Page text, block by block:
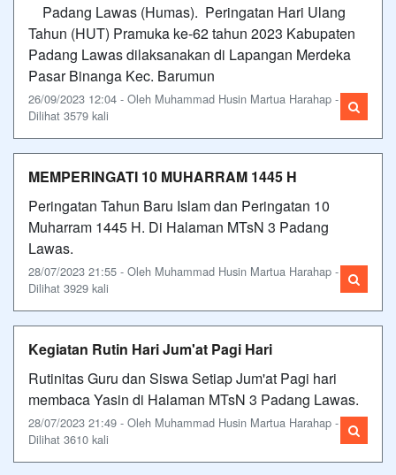
Padang Lawas (Humas). Peringatan Hari Ulang
Tahun (HUT) Pramuka ke-62 tahun 2023 Kabupaten
Padang Lawas dilaksanakan di Lapangan Merdeka
Pasar Binanga Kec. Barumun
26/09/2023 12:04 - Oleh Muhammad Husin Martua Harahap -
Dilihat 3579 kali
MEMPERINGATI 10 MUHARRAM 1445 H
Peringatan Tahun Baru Islam dan Peringatan 10
Muharram 1445 H. Di Halaman MTsN 3 Padang
Lawas.
28/07/2023 21:55 - Oleh Muhammad Husin Martua Harahap -
Dilihat 3929 kali
Kegiatan Rutin Hari Jum'at Pagi Hari
Rutinitas Guru dan Siswa Setiap Jum'at Pagi hari
membaca Yasin di Halaman MTsN 3 Padang Lawas.
28/07/2023 21:49 - Oleh Muhammad Husin Martua Harahap -
Dilihat 3610 kali